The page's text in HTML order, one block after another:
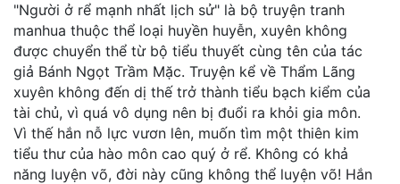
Trọng sinh
Tu Tiên
Xuyên Không
Đô Thị
Tin
Tức
"Người ở rể mạnh nhất lịch sử" là bộ truyện tranh
manhua thuộc thể loại huyền huyễn, xuyên không
được chuyển thể từ bộ tiểu thuyết cùng tên của tác
giả Bánh Ngọt Trầm Mặc. Truyện kể về Thẩm Lãng
xuyên không đến dị thế trở thành tiểu bạch kiểm của
tài chủ, vì quá vô dụng nên bị đuổi ra khỏi gia môn.
Vì thế hắn nỗ lực vươn lên, muốn tìm một thiên kim
tiểu thư của hào môn cao quý ở rể. Không có khả
năng luyện võ, đời này cũng không thể luyện võ! Hắn